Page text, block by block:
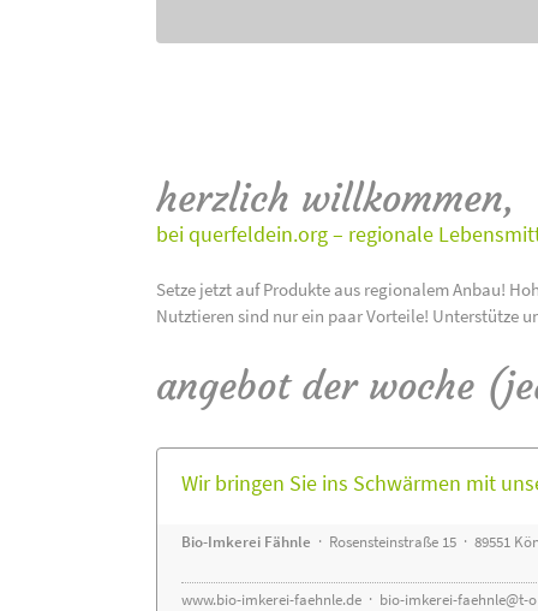
herzlich willkommen,
bei querfeldein.org – regionale
Setze jetzt auf Produkte aus regionalem Anbau!
Nutztieren sind nur ein paar Vorteile! Unterstütze
angebot der woche
Wir bringen Sie ins Schwärmen mit
Bio-Imkerei Fähnle · Rosensteinstraße 15 · 89551
www.bio-imkerei-faehnle.de · bio-imkerei-faehnle@t-